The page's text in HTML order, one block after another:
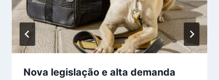
Nova legislação e alta demanda